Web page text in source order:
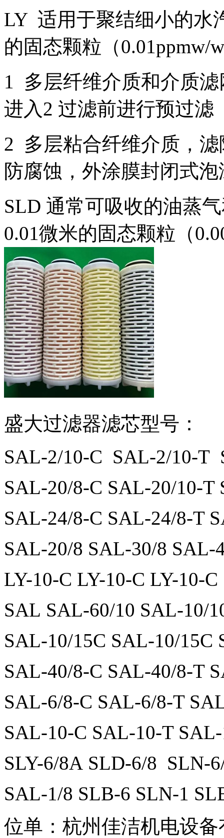
LY 适用于聚结细小的水
的固态颗粒（0.01ppmw/
1 多层纤维介质和介质
进入2 过滤前进行预过滤
2 多层粘合纤维介质，
防腐蚀，外涂膜封闭式
SLD 通常可吸收的油蒸
0.01微米的固态颗粒（
盛大过滤器滤芯型号：
SAL-2/10-C SAL-2/10-T
SAL-20/8-C SAL-20/10-T
SAL-24/8-C SAL-24/8-T
SAL-20/8 SAL-30/8 SAL-
LY-10-C LY-10-C LY-10-C
SAL SAL-60/10 SAL-10/
SAL-10/15C SAL-10/15C
SAL-40/8-C SAL-40/8-T
SAL-6/8-C SAL-6/8-T
SAL-10-C SAL-10-T
SLY-6/8A SLD-6/8 SLN-
SAL-1/8 SLB-6 SLN-1
位单：杭州佳洁机电设